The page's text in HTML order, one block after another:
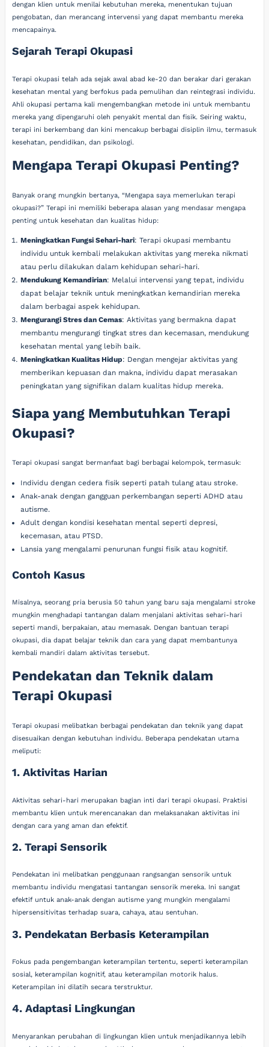
dengan klien untuk menilai kebutuhan mereka, menentukan tujuan
pengobatan, dan merancang intervensi yang dapat membantu mereka
mencapainya.
Sejarah Terapi Okupasi
Terapi okupasi telah ada sejak awal abad ke-20 dan berakar dari gerakan
kesehatan mental yang berfokus pada pemulihan dan reintegrasi individu.
Ahli okupasi pertama kali mengembangkan metode ini untuk membantu
mereka yang dipengaruhi oleh penyakit mental dan fisik. Seiring waktu,
terapi ini berkembang dan kini mencakup berbagai disiplin ilmu, termasuk
kesehatan, pendidikan, dan psikologi.
Mengapa Terapi Okupasi Penting?
Banyak orang mungkin bertanya, “Mengapa saya memerlukan terapi
okupasi?” Terapi ini memiliki beberapa alasan yang mendasar mengapa
penting untuk kesehatan dan kualitas hidup:
Meningkatkan Fungsi Sehari-hari: Terapi okupasi membantu
individu untuk kembali melakukan aktivitas yang mereka nikmati
atau perlu dilakukan dalam kehidupan sehari-hari.
Mendukung Kemandirian: Melalui intervensi yang tepat, individu
dapat belajar teknik untuk meningkatkan kemandirian mereka
dalam berbagai aspek kehidupan.
Mengurangi Stres dan Cemas: Aktivitas yang bermakna dapat
membantu mengurangi tingkat stres dan kecemasan, mendukung
kesehatan mental yang lebih baik.
Meningkatkan Kualitas Hidup: Dengan mengejar aktivitas yang
memberikan kepuasan dan makna, individu dapat merasakan
peningkatan yang signifikan dalam kualitas hidup mereka.
Siapa yang Membutuhkan Terapi
Okupasi?
Terapi okupasi sangat bermanfaat bagi berbagai kelompok, termasuk:
Individu dengan cedera fisik seperti patah tulang atau stroke.
Anak-anak dengan gangguan perkembangan seperti ADHD atau
autisme.
Adult dengan kondisi kesehatan mental seperti depresi,
kecemasan, atau PTSD.
Lansia yang mengalami penurunan fungsi fisik atau kognitif.
Contoh Kasus
Misalnya, seorang pria berusia 50 tahun yang baru saja mengalami stroke
mungkin menghadapi tantangan dalam menjalani aktivitas sehari-hari
seperti mandi, berpakaian, atau memasak. Dengan bantuan terapi
okupasi, dia dapat belajar teknik dan cara yang dapat membantunya
kembali mandiri dalam aktivitas tersebut.
Pendekatan dan Teknik dalam
Terapi Okupasi
Terapi okupasi melibatkan berbagai pendekatan dan teknik yang dapat
disesuaikan dengan kebutuhan individu. Beberapa pendekatan utama
meliputi:
1. Aktivitas Harian
Aktivitas sehari-hari merupakan bagian inti dari terapi okupasi. Praktisi
membantu klien untuk merencanakan dan melaksanakan aktivitas ini
dengan cara yang aman dan efektif.
2. Terapi Sensorik
Pendekatan ini melibatkan penggunaan rangsangan sensorik untuk
membantu individu mengatasi tantangan sensorik mereka. Ini sangat
efektif untuk anak-anak dengan autisme yang mungkin mengalami
hipersensitivitas terhadap suara, cahaya, atau sentuhan.
3. Pendekatan Berbasis Keterampilan
Fokus pada pengembangan keterampilan tertentu, seperti keterampilan
sosial, keterampilan kognitif, atau keterampilan motorik halus.
Keterampilan ini dilatih secara terstruktur.
4. Adaptasi Lingkungan
Menyarankan perubahan di lingkungan klien untuk menjadikannya lebih